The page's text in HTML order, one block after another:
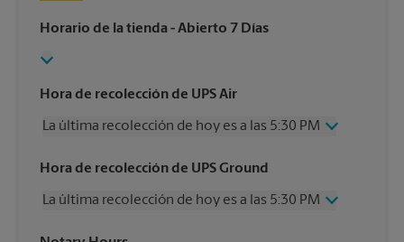
Horario de la tienda - Abierto 7 Días
Hora de recolección de UPS Air
La última recolección de hoy es a las 5:30 PM
Miércoles
5:30 PM
Viernes
5:30 PM
Hora de recolección de UPS Ground
La última recolección de hoy es a las 5:30 PM
Miércoles